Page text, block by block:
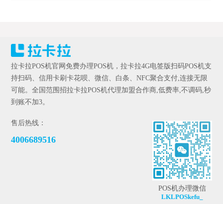
拉卡拉POS机官网免费办理POS机，拉卡拉4G电签版扫码POS机支
持扫码、信用卡刷卡花呗、微信、白条、NFC聚合支付,连接无限
可能。全国范围招拉卡拉POS机代理加盟合作商,低费率,不调码,秒
到账不加3。
售后热线：
4006689516
POS机办理微信
LKLPOSkefu_